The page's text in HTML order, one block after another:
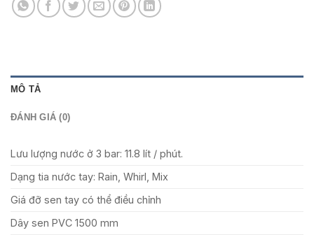
MÔ TẢ
ĐÁNH GIÁ (0)
Lưu lượng nước ở 3 bar: 11.8 lít / phút.
Dạng tia nước tay: Rain, Whirl, Mix
Giá đỡ sen tay có thể điều chỉnh
Dây sen PVC 1500 mm